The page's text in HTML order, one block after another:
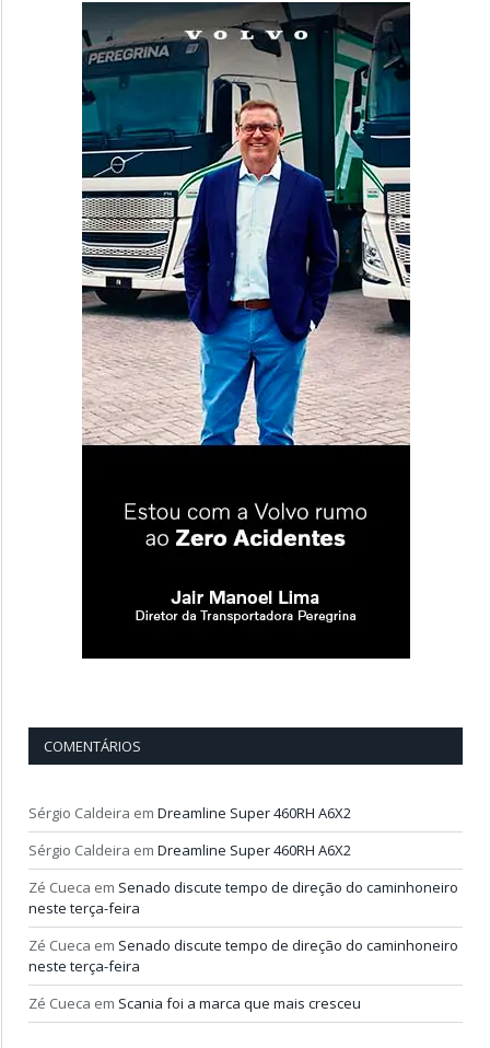
COMENTÁRIOS
Sérgio Caldeira em Dreamline Super 460RH A6X2
Sérgio Caldeira em Dreamline Super 460RH A6X2
Zé Cueca em Senado discute tempo de direção do caminhoneiro
neste terça-feira
Zé Cueca em Senado discute tempo de direção do caminhoneiro
neste terça-feira
Zé Cueca em Scania foi a marca que mais cresceu